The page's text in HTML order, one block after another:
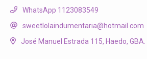
WhatsApp 1123083549
sweetlolaindumentaria@hotmail.com
José Manuel Estrada 115, Haedo, GBA.